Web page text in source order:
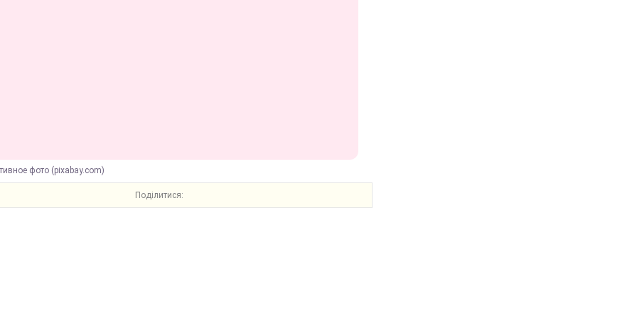
фото (pixabay.com)
Поділитися: